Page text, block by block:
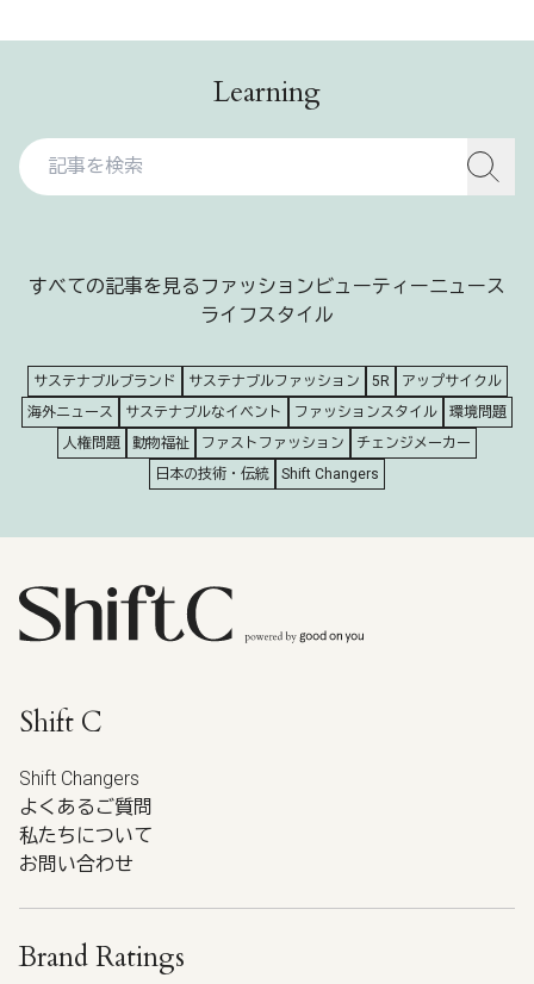
Learning
すべての記事を見る ファッションビューティーニュース
ライフスタイル
サステナブルブランド サステナブルファッション 5R
アップサイクル
海外ニュース
サステナブルなイベント ファッションスタイル
環境問題
人権問題
動物福祉 ファストファッション
チェンジメーカー
日本の技術・伝統
Shift Changers
Shift C
Shift Changers
よくあるご質問
私たちについて
お問い合わせ
Brand Ratings